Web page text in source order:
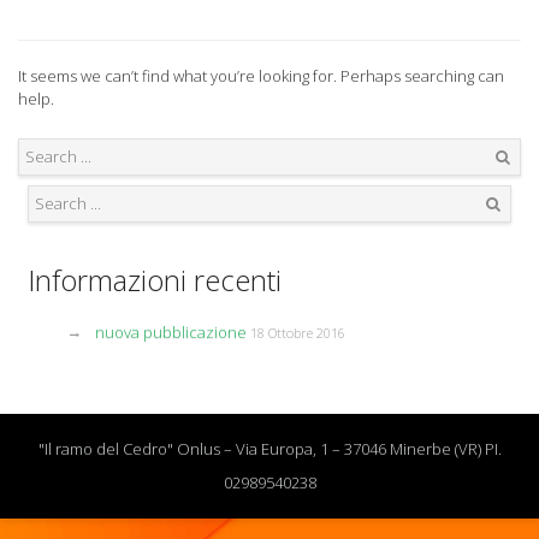
It seems we can’t find what you’re looking for. Perhaps searching can
help.
Informazioni recenti
nuova pubblicazione 18 Ottobre 2016
"Il ramo del Cedro" Onlus – Via Europa, 1 – 37046 Minerbe (VR) PI.
02989540238